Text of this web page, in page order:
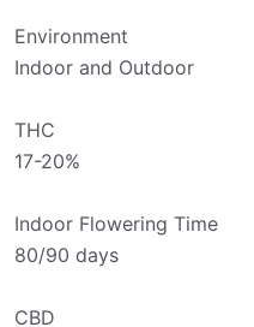
Environment
Indoor and Outdoor
THC
17-20%
Indoor Flowering Time
80/90 days
CBD